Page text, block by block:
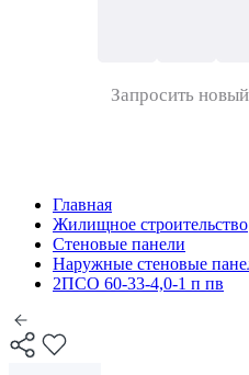
Запросить
Главная
Жилищное строительство
Стеновые панели
Наружные стеновые
2ПСО 60-33-4,0-1 п пв